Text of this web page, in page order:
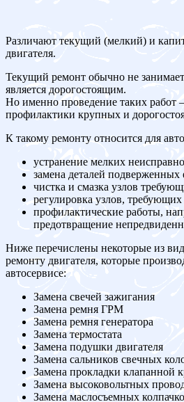
Различают текущий (мелкий) и
двигателя.
Текущий ремонт обычно не
является дорогостоящим.
Но именно проведение таких работ
профилактики крупных и
К такому ремонту относится для
устранение мелких
замена деталей подверженных
чистка и смазка узлов
регулировка узлов,
профилактические работы,
предотвращение
Ниже перечислены некоторые из
ремонту двигателя, которые
автосервисе:
Замена свечей зажигания
Замена ремня ГРМ
Замена ремня генератора
Замена термостата
Замена подушки двигателя
Замена сальников свечных
Замена прокладки клапанной
Замена высоковольтных
Замена маслосъемных